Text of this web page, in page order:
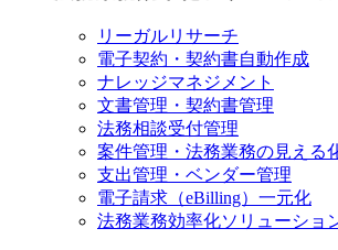
リーガルリサーチ
電子契約・契約書自動作成
ナレッジマネジメント
文書管理・契約書管理
法務相談受付管理
案件管理・法務業務の見える
支出管理・ベンダー管理
電子請求（eBilling）一元化
法務業務効率化ソリューショ